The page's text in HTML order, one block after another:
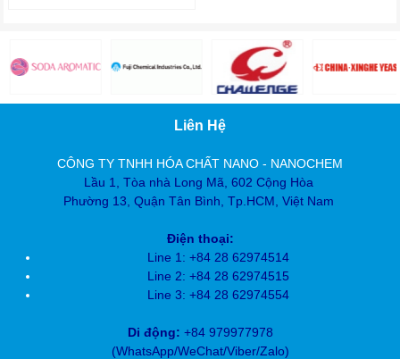
Liên Hệ
CÔNG TY TNHH HÓA CHẤT NANO - NANOCHEM
Lầu 1, Tòa nhà Long Mã, 602 Cộng Hòa
Phường 13, Quận Tân Bình, Tp.HCM, Việt Nam
Điện thoại:
Line 1: +84 28 62974514
Line 2: +84 28 62974515
Line 3: +84 28 62974554
Di động: +84 979977978
(WhatsApp/WeChat/Viber/Zalo)